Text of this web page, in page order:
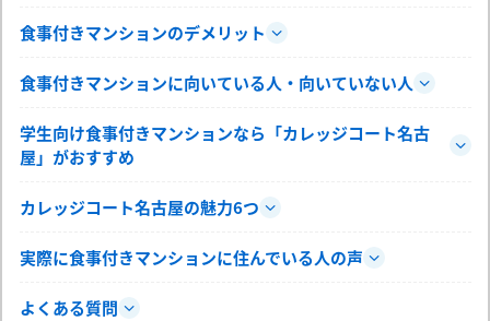
食事付きマンションのデメリット
食事付きマンションに向いている人・向いていない人
学生向け食事付きマンションなら「カレッジコート名古
屋」がおすすめ
カレッジコート名古屋の魅力6つ
実際に食事付きマンションに住んでいる人の声
よくある質問